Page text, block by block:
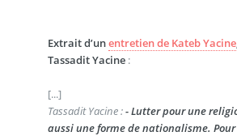
Extrait d’unentretien de Kateb Yacine
Tassadit Yacine:
[...]
Tassadit Yacine :- Lutter pour une
aussi une forme de nationalisme.